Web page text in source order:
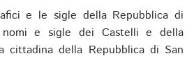
e le sigle della Repubblica di
nomi e sigle dei Castelli e della
cittadina della Repubblica di San